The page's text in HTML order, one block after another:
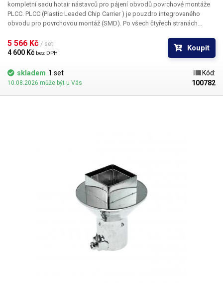
kompletní sadu hotair nástavců pro pájení obvodů povrchové montáže
PLCC. PLCC (Plastic Leaded Chip Carrier ) je pouzdro integrovaného
obvodu pro povrchovou montáž (SMD). Po všech čtyřech stranách
patice nebo přímé letování na plošný spoj.
5 566 Kč / set
4 600 Kč bez DPH
Koupit
skladem 1 set
10.08.2026 může být u Vás
Kód:
100782